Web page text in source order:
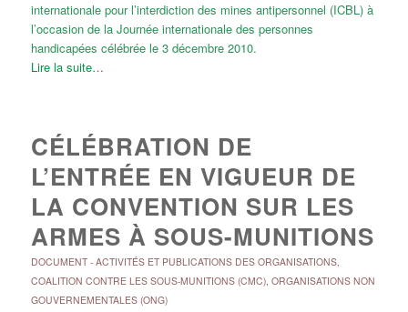
internationale pour l’interdiction des mines antipersonnel (ICBL) à
l’occasion de la Journée internationale des personnes
handicapées célébrée le 3 décembre 2010.
Lire la suite…
CÉLÉBRATION DE
L’ENTRÉE EN VIGUEUR DE
LA CONVENTION SUR LES
ARMES À SOUS-MUNITIONS
DOCUMENT- ACTIVITÉS ET PUBLICATIONS DES ORGANISATIONS,
COALITION CONTRE LES SOUS-MUNITIONS (CMC), ORGANISATIONS NON
GOUVERNEMENTALES (ONG)